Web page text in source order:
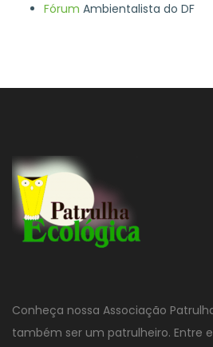
Fórum Ambientalista do DF
Conheça nossa Associação
também ser um patrulheiro. Entre